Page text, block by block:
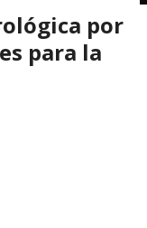
por
para la